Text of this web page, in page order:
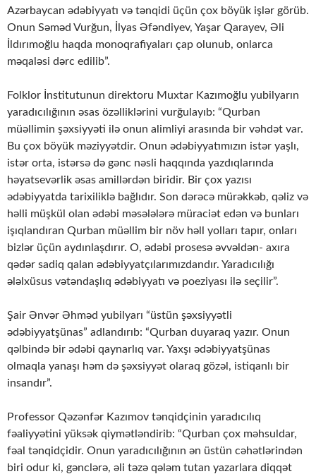
Azərbaycan ədəbiyyatı və tənqidi üçün çox böyük işlər görüb.
Onun Səməd Vurğun, İlyas Əfəndiyev, Yaşar Qarayev, Əli
İldırımoğlu haqda monoqrafiyaları çap olunub, onlarca
məqaləsi dərc edilib”.
Folklor İnstitutunun direktoru Muxtar Kazımoğlu yubilyarın
yaradıcılığının əsas özəlliklərini vurğulayıb: “Qurban
müəllimin şəxsiyyəti ilə onun alimliyi arasında bir vəhdət var.
Bu çox böyük məziyyətdir. Onun ədəbiyyatımızın istər yaşlı,
istər orta, istərsə də gənc nəsli haqqında yazdıqlarında
həyatsevərlik əsas amillərdən biridir. Bir çox yazısı
ədəbiyyatda tarixiliklə bağlıdır. Son dərəcə mürəkkəb, qəliz və
həlli müşkül olan ədəbi məsələlərə müraciət edən və bunları
işıqlandıran Qurban müəllim bir növ həll yolları tapır, onları
bizlər üçün aydınlaşdırır. O, ədəbi prosesə əvvəldən- axıra
qədər sadiq qalan ədəbiyyatçılarımızdandır. Yaradıcılığı
ələlxüsus vətəndaşlıq ədəbiyyatı və poeziyası ilə seçilir”.
Şair Ənvər Əhməd yubilyarı “üstün şəxsiyyətli
ədəbiyyatşünas” adlandırıb: “Qurban duyaraq yazır. Onun
qəlbində bir ədəbi qaynarlıq var. Yaxşı ədəbiyyatşünas
olmaqla yanaşı həm də şəxsiyyət olaraq gözəl, istiqanlı bir
insandır”.
Professor Qəzənfər Kazımov tənqidçinin yaradıcılıq
fəaliyyətini yüksək qiymətləndirib: “Qurban çox məhsuldar,
fəal tənqidçidir. Onun yaradıcılığının ən üstün cəhətlərindən
biri odur ki, gənclərə, əli təzə qələm tutan yazarlara diqqət